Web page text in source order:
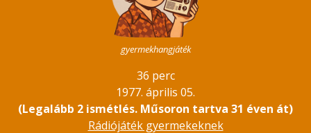
gyermekhangjáték
36 perc
1977. április 05.
(Legalább 2 ismétlés. Műsoron tartva 31 éven át)
Rádiójáték gyermekeknek